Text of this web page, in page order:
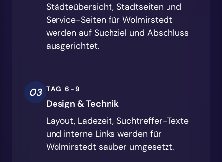
Städteübersicht, Stadtseiten und
Service-Seiten für Wolmirstedt
werden auf Suchziel und Abschluss
ausgerichtet.
03 TAG 6-9
Design & Technik
Layout, Ladezeit, Suchtreffer-Texte
und interne Links werden für
Wolmirstedt sauber umgesetzt.